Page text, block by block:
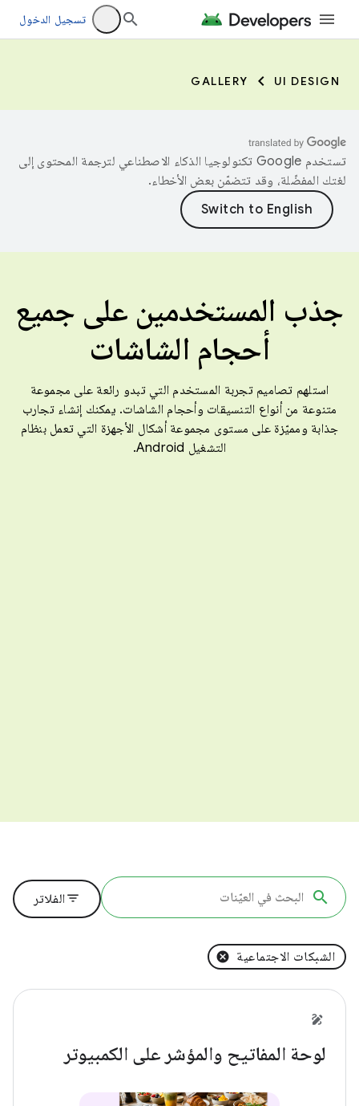
تسجيل الدخول
UI DESIGN
GALLERY
تستخدم Google تكنولوجيا الذكاء الاصطناعي لترجمة المحتوى إلى
لغتك المفضّلة، وقد تتضمّن بعض الأخطاء.
جذب المستخدمين على جميع
أحجام الشاشات
استلهم تصاميم تجربة المستخدم التي تبدو رائعة على مجموعة
متنوعة من أنواع التنسيقات وأحجام الشاشات. يمكنك إنشاء تجارب
جذابة ومميّزة على مستوى مجموعة أشكال الأجهزة التي تعمل بنظام
التشغيل Android.
filter_listالفلاتر
الشبكات الاجتماعية
لوحة المفاتيح والمؤشر على الكمبيوتر